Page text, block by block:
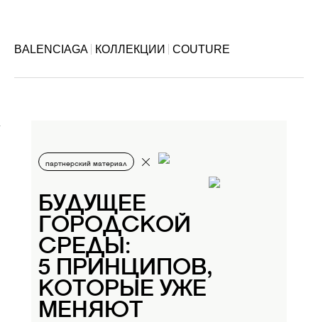
BALENCIAGA КОЛЛЕКЦИИ COUTURE
партнерский материал
БУДУЩЕЕ
ГОРОДСКОЙ
СРЕДЫ:
5 ПРИНЦИПОВ,
КОТОРЫЕ УЖЕ
МЕНЯЮТ